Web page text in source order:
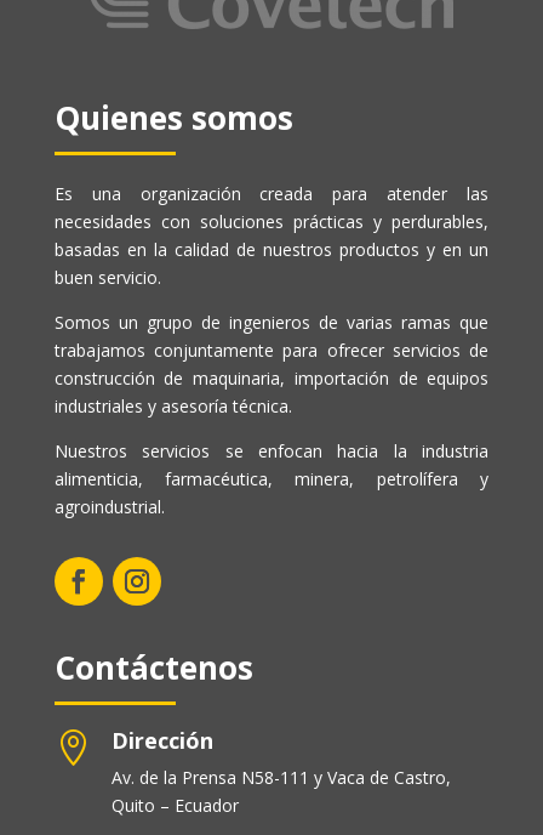
Quienes somos
Es una organización creada para atender las
necesidades con soluciones prácticas y perdurables,
basadas en la calidad de nuestros productos y en un
buen servicio.
Somos un grupo de ingenieros de varias ramas que
trabajamos conjuntamente para ofrecer servicios de
construcción de maquinaria, importación de equipos
industriales y asesoría técnica.
Nuestros servicios se enfocan hacia la industria
alimenticia, farmacéutica, minera, petrolífera y
agroindustrial.
Contáctenos
 Dirección
Av. de la Prensa N58-111 y Vaca de Castro,
Quito – Ecuador